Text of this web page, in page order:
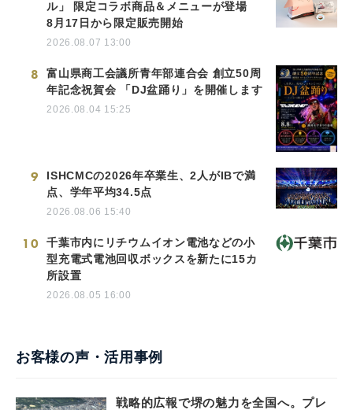
ル」 限定コラボ商品＆メニューが登場
8月17日から限定販売開始
2026.08.07 13:00
8
富山県商工会議所青年部連合会 創立50周
年記念祝賀会 「DJ盆踊り」を開催します
2026.08.04 15:25
9
ISHCMCの2026年卒業生、2人がIBで満
点、学年平均34.5点
2026.08.06 15:40
10
千葉市内にリチウムイオン電池などの小
型充電式電池回収ボックスを新たに15カ
所設置
2026.08.05 16:00
お客様の声・活用事例
戦略的広報で堺の魅力を全国へ。プレ